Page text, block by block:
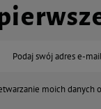
Podaj swój adres e-
moich danych